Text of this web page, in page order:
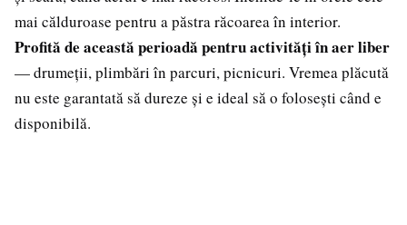
mai călduroase pentru a păstra răcoarea în interior.
Profită de această perioadă pentru activități în aer liber
— drumeții, plimbări în parcuri, picnicuri. Vremea plăcută
nu este garantată să dureze și e ideal să o folosești când e
disponibilă.